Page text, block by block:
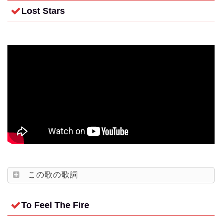
Lost Stars
この歌の歌詞
To Feel The Fire